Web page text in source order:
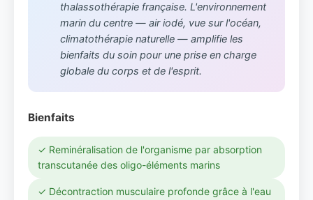
thalassothérapie française. L'environnement
marin du centre — air iodé, vue sur l'océan,
climatothérapie naturelle — amplifie les
bienfaits du soin pour une prise en charge
globale du corps et de l'esprit.
Bienfaits
✓ Reminéralisation de l'organisme par absorption
transcutanée des oligo-éléments marins
✓ Décontraction musculaire profonde grâce à l'eau